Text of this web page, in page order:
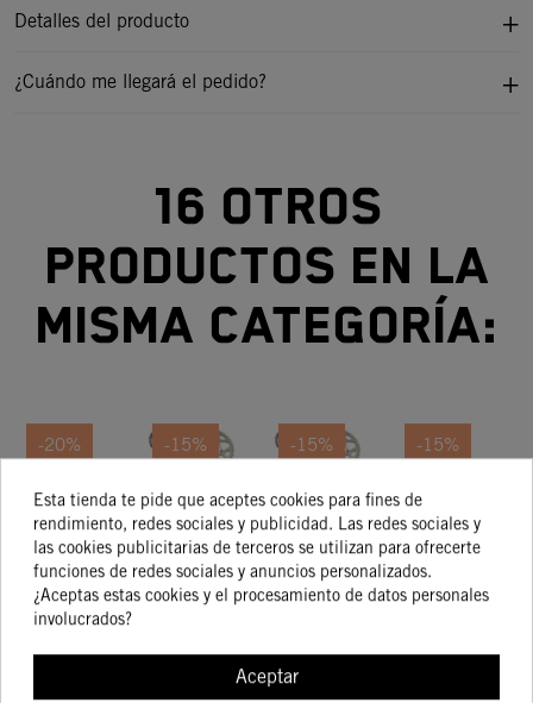
Detalles del producto
¿Cuándo me llegará el pedido?
16 otros
productos en la
misma categoría:
-20%
KIT
PIÑON DE
KTM
32,43 €
25,94 €
-15%
KIT
TRANSMISIÓN
13/48 KTM
450 XC-F
144,29 €
122,65 €
COMPRAR
-15%
KIT
TRANSMISIÓN
14/45 KTM
125 Duke
148,65 €
126,35 €
-15%
TRANSMISIÓN
16/41 KTM
790 DUKE
2018-2020
166,19 €
141,26 €
Esta tienda te pide que aceptes cookies para fines de
rendimiento, redes sociales y publicidad. Las redes sociales y
las cookies publicitarias de terceros se utilizan para ofrecerte
funciones de redes sociales y anuncios personalizados.
¿Aceptas estas cookies y el procesamiento de datos personales
involucrados?
Aceptar